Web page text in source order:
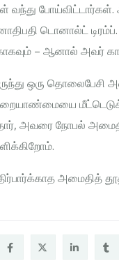
போய்விட்டார்கள்.
டொனால்ட்
– ஆனால் அவர்
ஒரு
அவரை நோபல்
அமைதித்